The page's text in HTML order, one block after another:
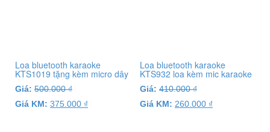
Loa bluetooth karaoke
KTS1019 tặng kèm micro dây
Giá: 500.000₫
Giá KM: 375.000 ₫
Loa bluetooth karaoke
KTS932 loa kèm mic karaoke
Giá: 410.000₫
Giá KM: 260.000 ₫